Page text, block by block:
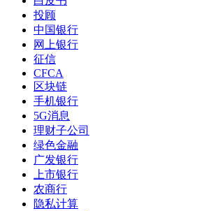
投顾
中国银行
网上银行
征信
CFCA
区块链
手机银行
5G消息
理财子公司
绿色金融
广发银行
上市银行
农商行
隐私计算